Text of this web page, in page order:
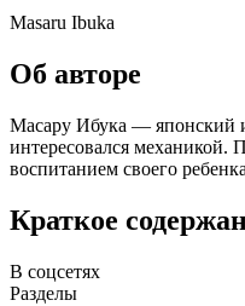
Masaru Ibuka
Об авторе
Масару Ибука — японский
интересовался механикой.
воспитанием своего
Краткое
В соцсетях
Разделы